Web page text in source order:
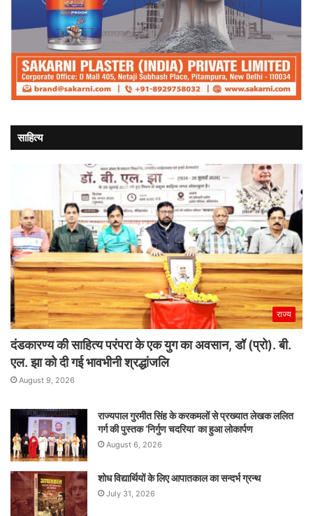
साहित्य
राज्य
दंडकारण्य की साहित्य परंपरा के एक युग का अवसान, डॉ (प्रो). बी.
एल. झा को दी गई भावभीनी श्रद्धांजलि
August 9, 2026
राज्यपाल गुरमीत सिंह के करकमलों से प्रख्यात लेखक ललित
गर्ग की पुस्तक ‘निर्गुण चदरिया’ का हुआ लोकार्पण
August 6, 2026
शोध विद्यार्थियों के लिए आपातकाल का सन्दर्भ ग्रन्थ
July 31, 2026